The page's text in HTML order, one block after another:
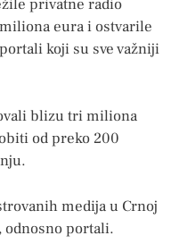
privatne radio
eura i ostvarile
koji su sve važniji
blizu tri miliona
od preko 200
medija u Crnoj
portali.